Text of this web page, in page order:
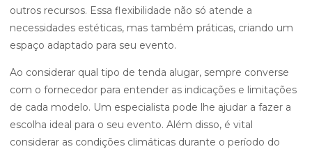
outros recursos. Essa flexibilidade não só atende a
necessidades estéticas, mas também práticas, criando um
espaço adaptado para seu evento.
Ao considerar qual tipo de tenda alugar, sempre converse
com o fornecedor para entender as indicações e limitações
de cada modelo. Um especialista pode lhe ajudar a fazer a
escolha ideal para o seu evento. Além disso, é vital
considerar as condições climáticas durante o período do